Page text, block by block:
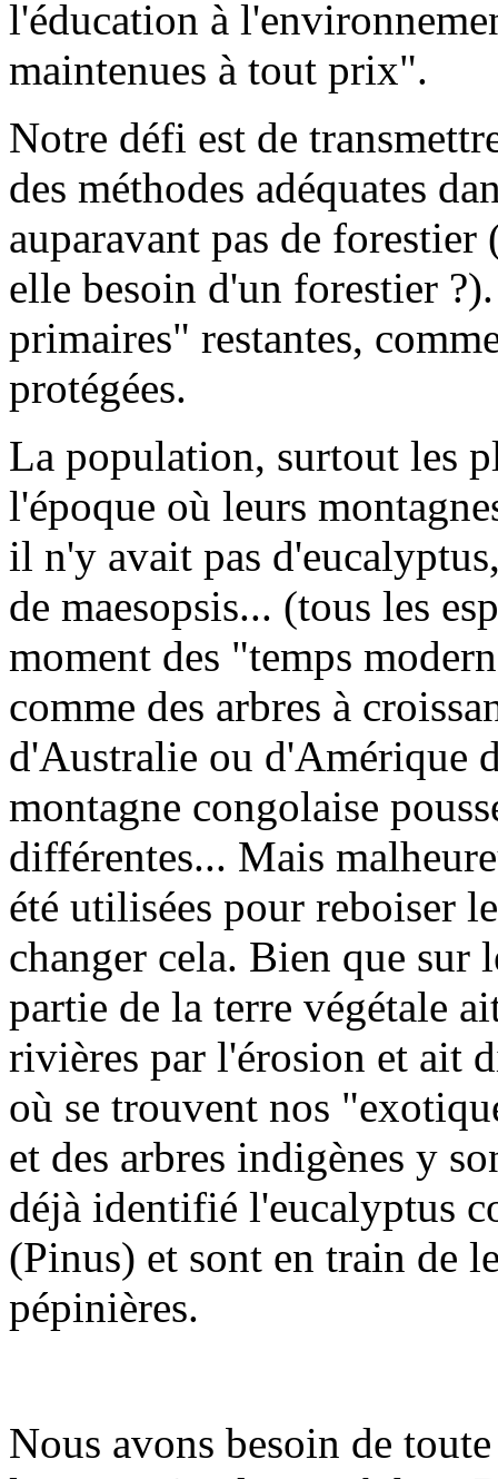
l'éducation à
maintenues à tout prix".
Notre défi est de
des méthodes adéquates
auparavant pas de
elle besoin d'un forestier
primaires" restantes,
protégées.
La population, surtout les
l'époque où leurs
il n'y avait pas
de maesopsis... (tous les
moment des "temps
comme des arbres à
d'Australie ou d'Amérique
montagne congolaise
différentes... Mais
été utilisées pour reboiser
changer cela. Bien que sur
partie de la terre végétale
rivières par l'érosion et ait
où se trouvent nos
et des arbres indigènes y
déjà identifié l'eucalyptus
(Pinus) et sont en train de
pépinières.
Nous avons besoin de